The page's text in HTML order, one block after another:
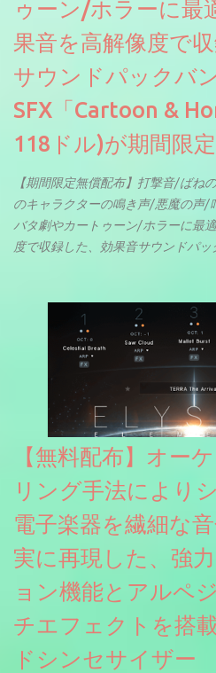
ゥーン/ホラーに最
果音を高解像度で
サウンドパックバ
SFX「Cartoon &
118ドル)が期間限
【期間限定無償配布】打撃音/ばね
のキャラクターの鳴き声/悪魔の声/
バタ劇やカートゥーン/ホラーに最
度で収録した、効果音サウンドパ
【無料配布】オー
リング手法により
電子楽器を繊細な
実に再現した、強
ョン機能とアルペ
チエフェクトを搭
ドシンセサイザー